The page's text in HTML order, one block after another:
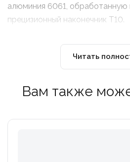
алюминия 6061, обработанную
прецизионный наконечник T10.
Читать
Вам также